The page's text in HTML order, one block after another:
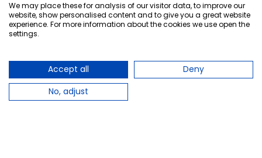
We may place these for analysis of our visitor data, to improve our
website, show personalised content and to give you a great website
experience. For more information about the cookies we use open the
settings.
Accept all
Deny
No, adjust